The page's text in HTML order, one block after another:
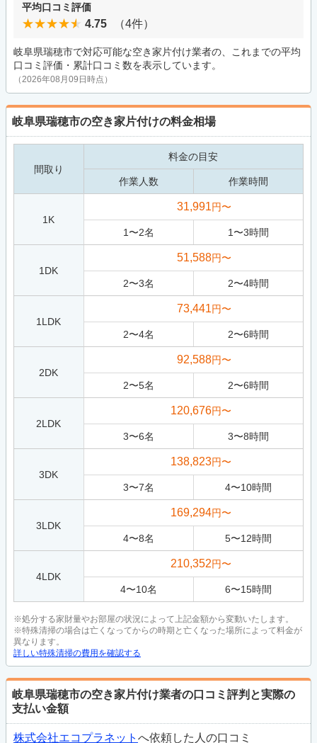
平均口コミ評価
4.75 （4件）
岐阜県瑞穂市で対応可能な空き家片付け業者の、これまでの平均
口コミ評価・累計口コミ数を表示しています。
（2026年08月09日時点）
岐阜県瑞穂市の空き家片付けの料金相場
間取り
料金の目安
作業人数 作業時間
1K
31,991円〜
1〜2名 1〜3時間
1DK
51,588円〜
2〜3名 2〜4時間
1LDK
73,441円〜
2〜4名 2〜6時間
2DK
92,588円〜
2〜5名 2〜6時間
2LDK
120,676円〜
3〜6名 3〜8時間
3DK
138,823円〜
3〜7名 4〜10時間
3LDK
169,294円〜
4〜8名 5〜12時間
4LDK
210,352円〜
4〜10名 6〜15時間
※処分する家財量やお部屋の状況によって上記金額から変動いたします。
※特殊清掃の場合は亡くなってからの時期と亡くなった場所によって料金が
異なります。
詳しい特殊清掃の費用を確認する
岐阜県瑞穂市の空き家片付け業者の口コミ評判と実際の
支払い金額
株式会社エコプラネット へ依頼した人の口コミ